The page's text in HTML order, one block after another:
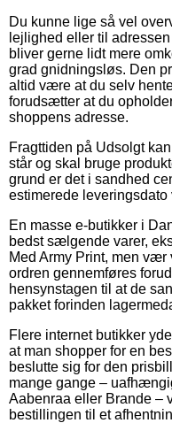
Du kunne lige så vel
lejlighed eller til
bliver gerne lidt mere
grad gnidningsløs. Den
altid være at du selv
forudsætter at du
shoppens adresse.
Fragttiden på Udsolgt
står og skal bruge
grund er det i sandhed
estimerede
En masse e-butikker i
bedst sælgende varer,
Med Army Print, men vær
ordren gennemføres
hensynstagen til at de
pakket forinden
Flere internet butikker
at man shopper for en
beslutte sig for den
mange gange –
Aabenraa eller Brande –
bestillingen til et